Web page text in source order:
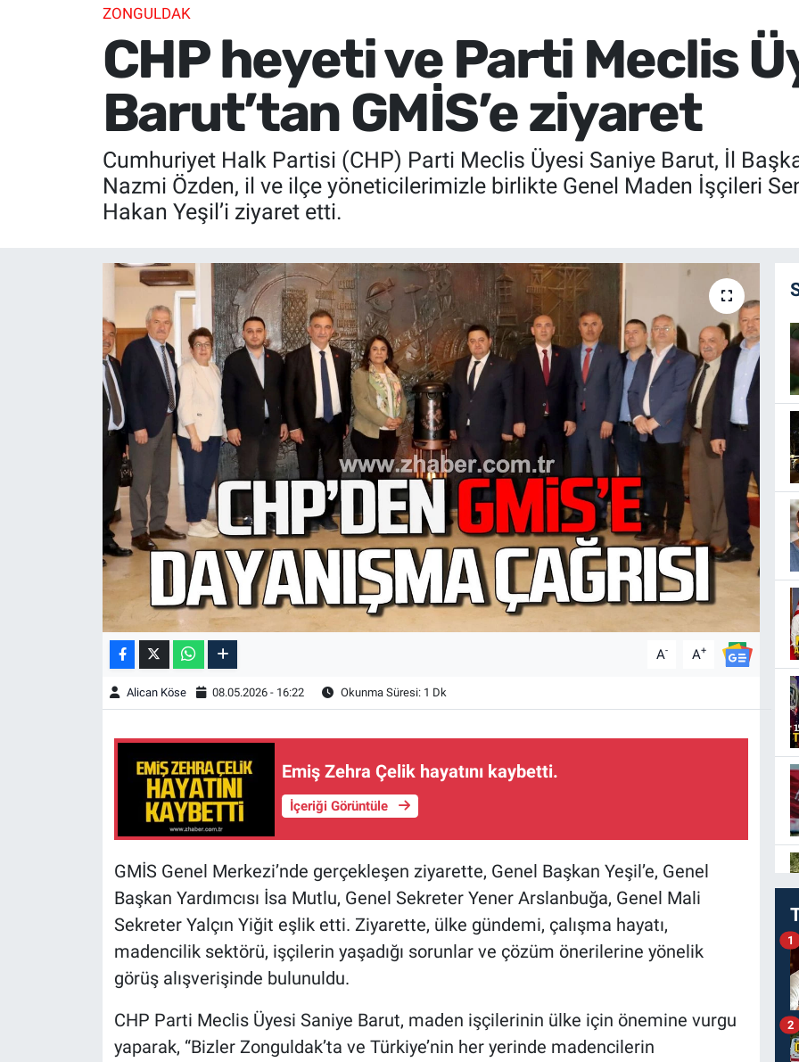
ZONGULDAK
CHP heyeti ve Parti Meclis
Barut’tan GMİS’e ziyaret
Cumhuriyet Halk Partisi (CHP) Parti Meclis Üyesi Saniye Barut, İl
Nazmi Özden, il ve ilçe yöneticilerimizle birlikte Genel Maden İşçileri
Hakan Yeşil’i ziyaret etti.
A- A+
Alican Köse 08.05.2026 - 16:22 Okunma Süresi: 1 Dk
Emiş Zehra Çelik hayatını kaybetti.
İçeriği Görüntüle
GMİS Genel Merkezi’nde gerçekleşen ziyarette, Genel Başkan Yeşil’e, Genel
Başkan Yardımcısı İsa Mutlu, Genel Sekreter Yener Arslanbuğa, Genel Mali
Sekreter Yalçın Yiğit eşlik etti. Ziyarette, ülke gündemi, çalışma hayatı,
madencilik sektörü, işçilerin yaşadığı sorunlar ve çözüm önerilerine yönelik
görüş alışverişinde bulunuldu.
CHP Parti Meclis Üyesi Saniye Barut, maden işçilerinin ülke için önemine vurgu
yaparak, “Bizler Zonguldak’ta ve Türkiye’nin her yerinde madencilerin
1
2